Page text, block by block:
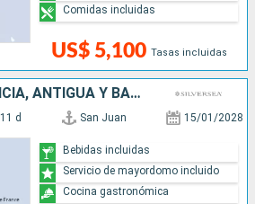
US$ 5,100 Tasas incluidas
Comidas incluidas
PUERTO RICO, FRANCIA, ANTIGUA Y BARBUDA, GRENADA, SAN VINCENT Y LAS GRANADINAS, SANTA LUCIA
11 d San Juan 15/01/2028
Bebidas incluidas
Servicio de mayordomo incluido
Cocina gastronómica